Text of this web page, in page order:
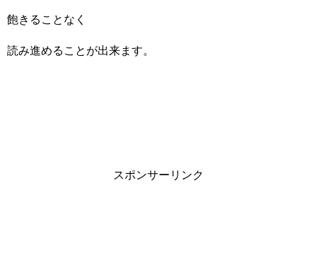
飽きることなく
読み進めることが出来ます。
スポンサーリンク